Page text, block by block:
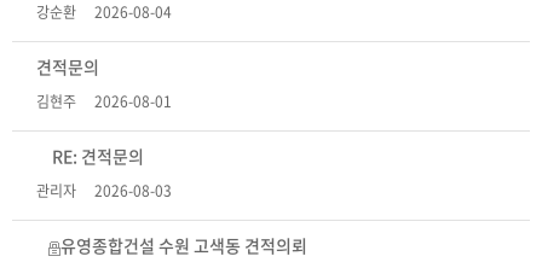
강순환 2026-08-04
견적문의
김현주 2026-08-01
RE: 견적문의
관리자 2026-08-03
유영종합건설 수원 고색동 견적의뢰